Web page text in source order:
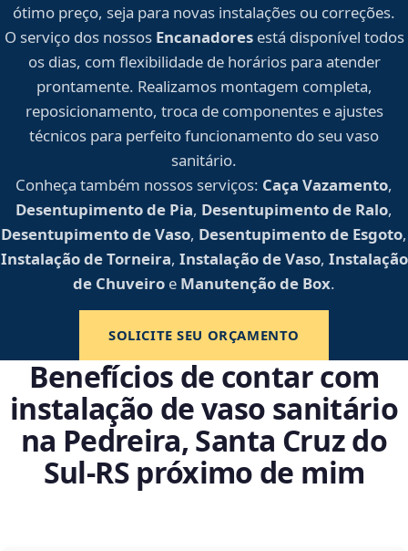
ótimo preço, seja para novas instalações ou correções.
O serviço dos nossos Encanadoresestá disponível todos
os dias, com flexibilidade de horários para atender
prontamente. Realizamos montagem completa,
reposicionamento, troca de componentes e ajustes
técnicos para perfeito funcionamento do seu vaso
sanitário.
Conheça também nossos serviços: Caça Vazamento,
Desentupimento de Pia, Desentupimento de Ralo,
Desentupimento de Vaso, Desentupimento de Esgoto,
Instalação de Torneira, Instalação de Vaso, Instalação
de Chuveiro e Manutenção de Box.
SOLICITE SEU ORÇAMENTO
Benefícios de contar com
instalação de vaso sanitário
na Pedreira, Santa Cruz do
Sul‑RS próximo de mim